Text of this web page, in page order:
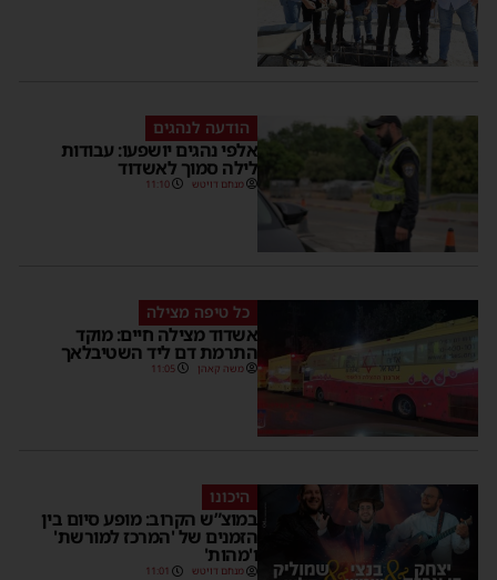
הודעה לנהגים
אלפי נהגים יושפעו: עבודות
לילה סמוך לאשדוד
מנחם דויטש 11:10
כל טיפה מצילה
אשדוד מצילה חיים: מוקד
התרמת דם ליד השטיבלאך
משה קאהן 11:05
היכונו
במוצ”ש הקרוב: מופע סיום בין
הזמנים של 'המרכז למורשת'
ו'מהות'
מנחם דויטש 11:01